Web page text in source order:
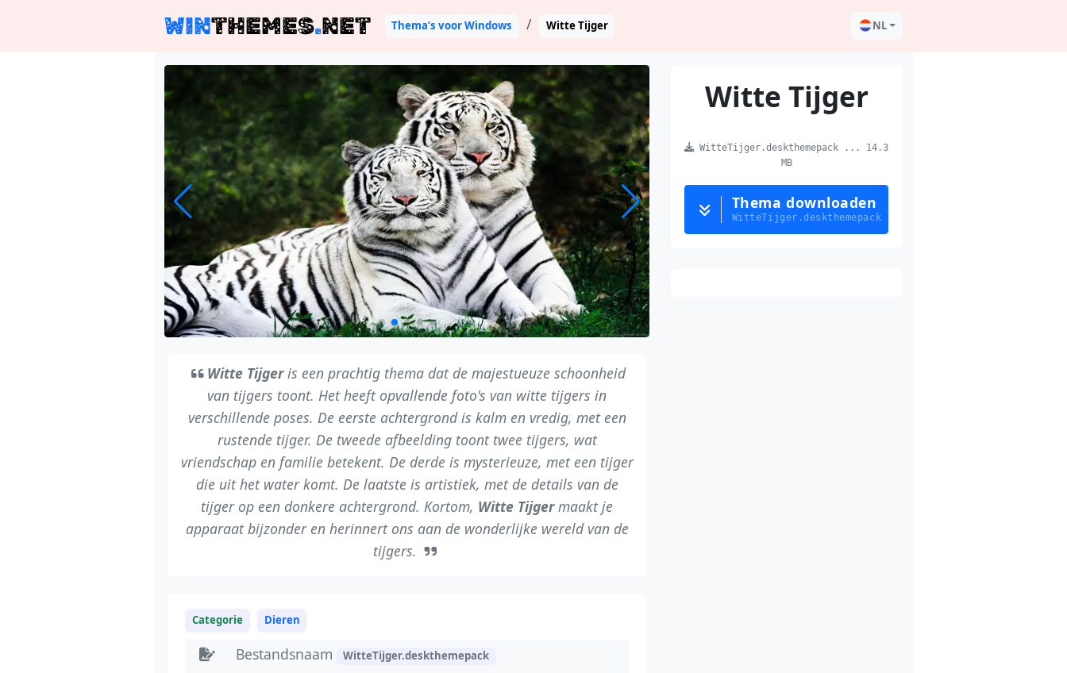
WINTHEMES.NET Thema’s voor Windows Witte Tijger NL
Witte Tijgeris een prachtig thema dat de majestueuze schoonheid
van tijgers toont. Het heeft opvallende foto's van witte tijgers in
verschillende poses. De eerste achtergrond is kalm en vredig, met een
rustende tijger. De tweede afbeelding toont twee tijgers, wat
vriendschap en familie betekent. De derde is mysterieuze, met een tijger
die uit het water komt. De laatste is artistiek, met de details van de
tijger op een donkere achtergrond. Kortom, Witte Tijgermaakt je
apparaat bijzonder en herinnert ons aan de wonderlijke wereld van de
tijgers.
Categorie Dieren
Bestandsnaam WitteTijger.deskthemepack
Witte Tijger
WitteTijger.deskthemepack ... 14.3
MB
Thema downloaden
WitteTijger.deskthemepack